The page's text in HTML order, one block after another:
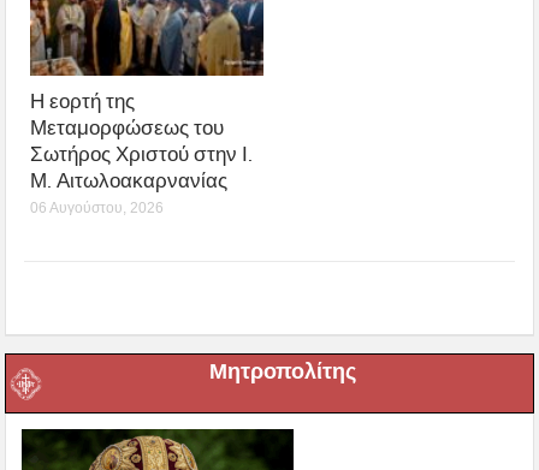
Η εορτή της
Μεταμορφώσεως του
Σωτήρος Χριστού στην Ι.
Μ. Αιτωλοακαρνανίας
06 Αυγούστου, 2026
Μητροπολίτης